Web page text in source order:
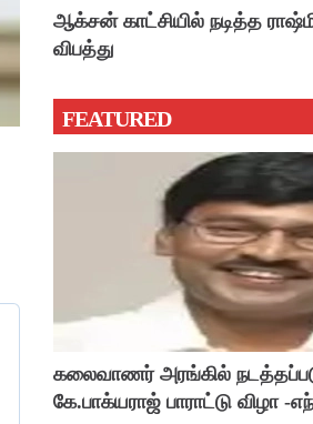
ஆக்சன் காட்சியில் நடித்த
விபத்து
FEATURED
கலைவாணர் அரங்கில்
கே.பாக்யராஜ் பாராட்டு விழா -